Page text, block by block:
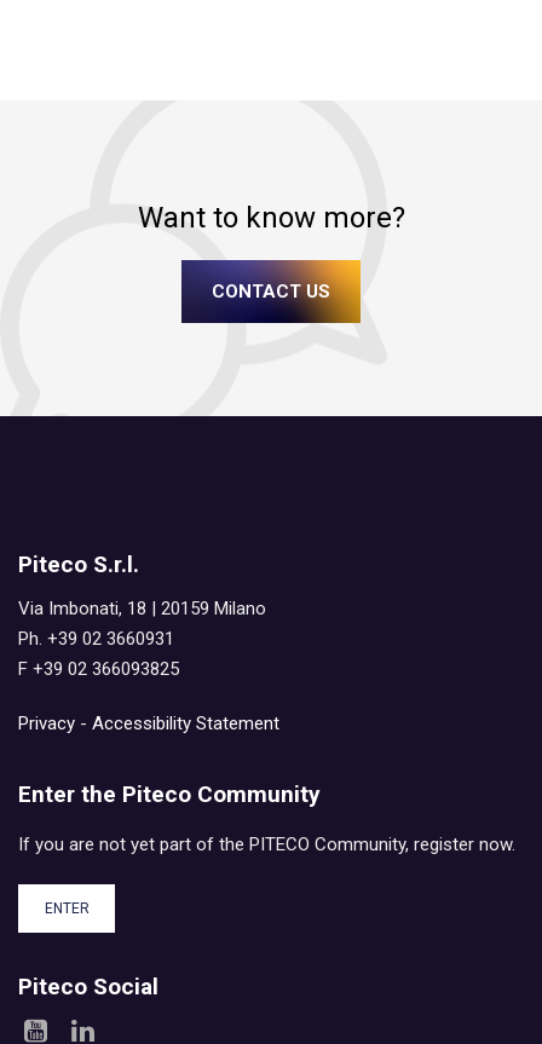
Want to know more?
CONTACT US
Piteco S.r.l.
Via Imbonati, 18 | 20159 Milano
Ph. +39 02 3660931
F +39 02 366093825
Privacy - Accessibility Statement
Enter the Piteco Community
If you are not yet part of the PITECO Community, register now.
ENTER
Piteco Social